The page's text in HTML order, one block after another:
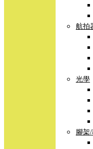
航拍
光學
腳架